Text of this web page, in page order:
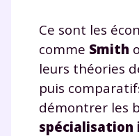
Ce sont les
comme Smith
leurs théories
puis
démontrer les